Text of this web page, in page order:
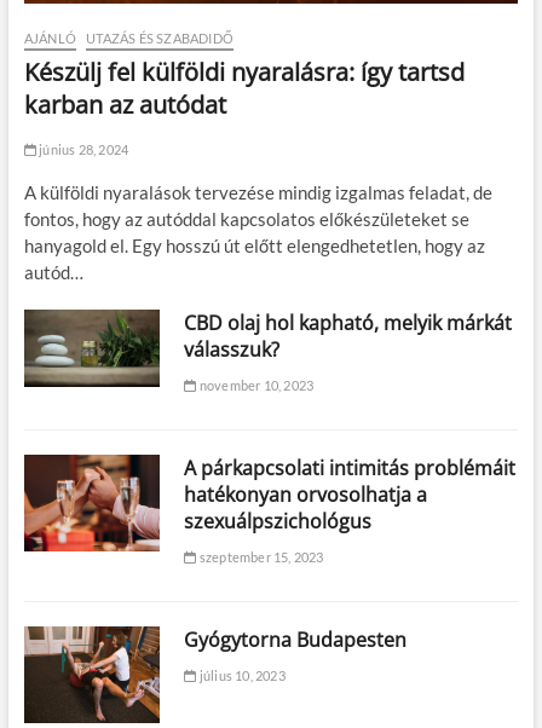
AJÁNLÓ UTAZÁS ÉS SZABADIDŐ
Készülj fel külföldi nyaralásra: így tartsd
karban az autódat
június 28, 2024
A külföldi nyaralások tervezése mindig izgalmas feladat, de
fontos, hogy az autóddal kapcsolatos előkészületeket se
hanyagold el. Egy hosszú út előtt elengedhetetlen, hogy az
autód…
CBD olaj hol kapható, melyik márkát
válasszuk?
november 10, 2023
A párkapcsolati intimitás problémáit
hatékonyan orvosolhatja a
szexuálpszichológus
szeptember 15, 2023
Gyógytorna Budapesten
július 10, 2023